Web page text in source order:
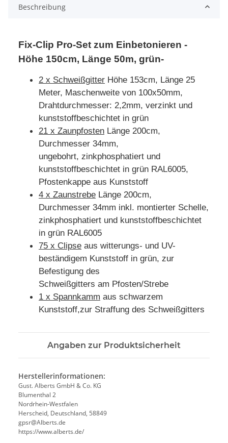
Beschreibung
Fix-Clip Pro-Set zum Einbetonieren -
Höhe 150cm, Länge 50m, grün-
2 x Schweißgitter Höhe 153cm, Länge 25
Meter, Maschenweite von 100x50mm,
Drahtdurchmesser: 2,2mm, verzinkt und
kunststoffbeschichtet in grün
21 x Zaunpfosten Länge 200cm,
Durchmesser 34mm,
ungebohrt, zinkphosphatiert und
kunststoffbeschichtet in grün RAL6005,
Pfostenkappe aus Kunststoff
4 x Zaunstrebe Länge 200cm,
Durchmesser 34mm inkl. montierter Schelle,
zinkphosphatiert und kunststoffbeschichtet
in grün RAL6005
75 x Clipse aus witterungs- und UV-
beständigem Kunststoff in grün, zur
Befestigung des
Schweißgitters am Pfosten/Strebe
1 x Spannkamm aus schwarzem
Kunststoff,zur Straffung des Schweißgitters
Angaben zur Produktsicherheit
Herstellerinformationen:
Gust. Alberts GmbH & Co. KG
Blumenthal 2
Nordrhein-Westfalen
Herscheid, Deutschland, 58849
gpsr@Alberts.de
https://www.alberts.de/